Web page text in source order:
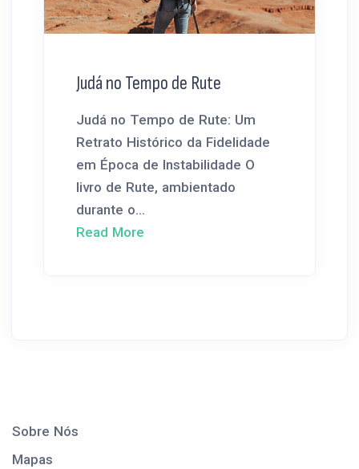
Judá no Tempo de Rute
Judá no Tempo de Rute: Um
Retrato Histórico da Fidelidade
em Época de Instabilidade O
livro de Rute, ambientado
durante o...
Read More
Sobre Nós
Mapas